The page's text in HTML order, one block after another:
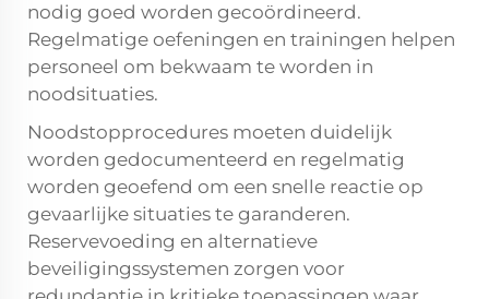
nodig goed worden gecoördineerd.
Regelmatige oefeningen en trainingen helpen
personeel om bekwaam te worden in
noodsituaties.
Noodstopprocedures moeten duidelijk
worden gedocumenteerd en regelmatig
worden geoefend om een snelle reactie op
gevaarlijke situaties te garanderen.
Reservevoeding en alternatieve
beveiligingssystemen zorgen voor